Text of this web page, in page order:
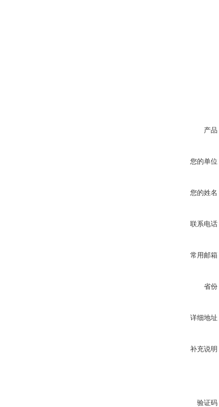
产品
您的单位
您的姓名
联系电话
常用邮箱
省份
详细地址
补充说明
验证码